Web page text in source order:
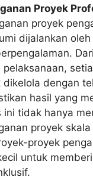
Proyek
proyek
dijalankan
pelaksanaan,
dikelola dengan
hasil yang
ini tidak hanya
proyek
proyek
untuk